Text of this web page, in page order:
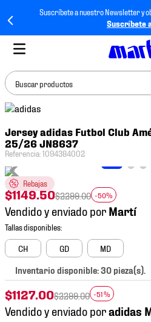
Suscríbete a nuestro Newsletter y
Suscríbete
Buscar productos
Jersey adidas Futbol Club
25/26 JN8637
Referencia:1094384002
Rebajas
$1149.50$2299.00 -50%
Vendido y enviado por
CH GD MD
Inventario disponible: 30 pieza(s).
$1127.00$2299.00 -51 %
Vendido y enviado por
BUSCADOS
1.
tenis mujer
2.
3.
tenis
4.
tenis futbol
5.
mochila
6.
jersey
7.
mochilas
8.
chivas